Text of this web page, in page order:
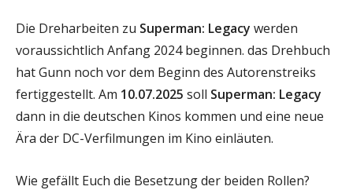
Die Dreharbeiten zu Superman: Legacy werden
voraussichtlich Anfang 2024 beginnen. das Drehbuch
hat Gunn noch vor dem Beginn des Autorenstreiks
fertiggestellt. Am 10.07.2025 soll Superman: Legacy
dann in die deutschen Kinos kommen und eine neue
Ära der DC-Verfilmungen im Kino einläuten.
Wie gefällt Euch die Besetzung der beiden Rollen?